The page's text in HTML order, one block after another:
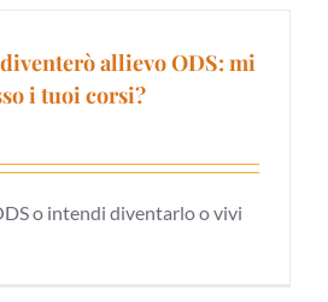
allievo ODS: mi
i tuoi corsi?
o intendi diventarlo o vivi